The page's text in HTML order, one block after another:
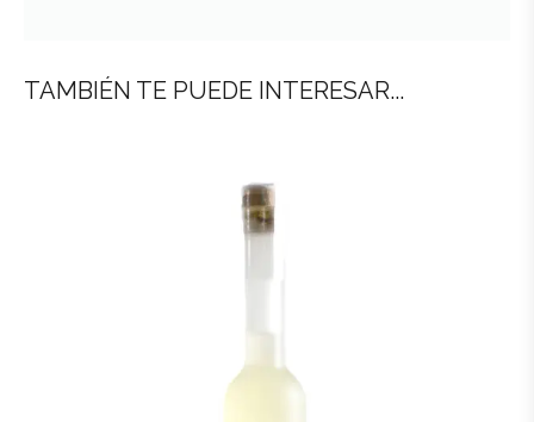
TAMBIÉN TE PUEDE INTERESAR...